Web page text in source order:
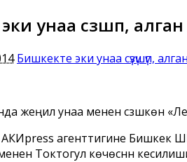
унаа сүзүшүп,
Бишкекте эки унаа сүзүшүп,
жеңил унаа менен сүзүшкөн
АКИpress агенттигине
Токтогул көчөсүнүн